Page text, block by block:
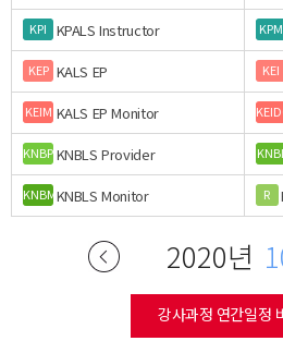
KPI KPALS Instructor KPM
KEP KALS EP KEI
KEIM KALS EP Monitor
KNBPKNBLS Provider KNBI
KNBMKNBLS Monitor R
2020년
강사과정 연간일정